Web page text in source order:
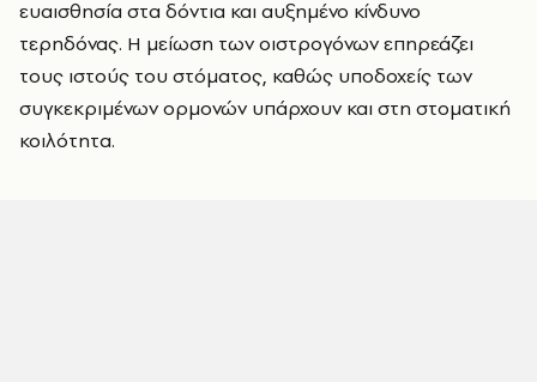
ευαισθησία στα δόντια και αυξημένο κίνδυνο
τερηδόνας. Η μείωση των οιστρογόνων επηρεάζει
τους ιστούς του στόματος, καθώς υποδοχείς των
συγκεκριμένων ορμονών υπάρχουν και στη στοματική
κοιλότητα.